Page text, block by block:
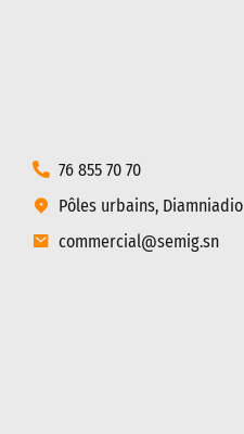
76 855 70 70
Pôles urbains, Diamniadio
commercial@semig.sn